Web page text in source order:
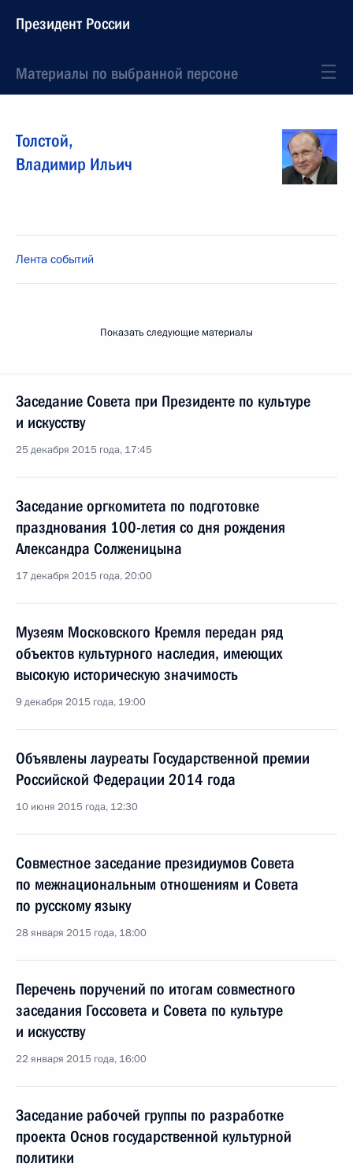
Президент России
Материалы по выбранной персоне
Толстой,
Владимир Ильич
Лента событий
Показать следующие материалы
Заседание Совета при Президенте по культуре
и искусству
25 декабря 2015 года, 17:45
Заседание оргкомитета по подготовке
празднования 100-летия со дня рождения
Александра Солженицына
17 декабря 2015 года, 20:00
Музеям Московского Кремля передан ряд
объектов культурного наследия, имеющих
высокую историческую значимость
9 декабря 2015 года, 19:00
Объявлены лауреаты Государственной премии
Российской Федерации 2014 года
10 июня 2015 года, 12:30
Совместное заседание президиумов Совета
по межнациональным отношениям и Совета
по русскому языку
28 января 2015 года, 18:00
Перечень поручений по итогам совместного
заседания Госсовета и Совета по культуре
и искусству
22 января 2015 года, 16:00
Заседание рабочей группы по разработке
проекта Основ государственной культурной
политики